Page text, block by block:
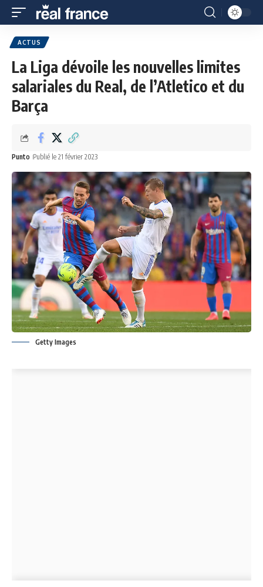
ACTUS
La Liga dévoile les nouvelles limites
salariales du Real, de l’Atletico et du
Barça
Punto Publié le 21 février 2023
Getty Images